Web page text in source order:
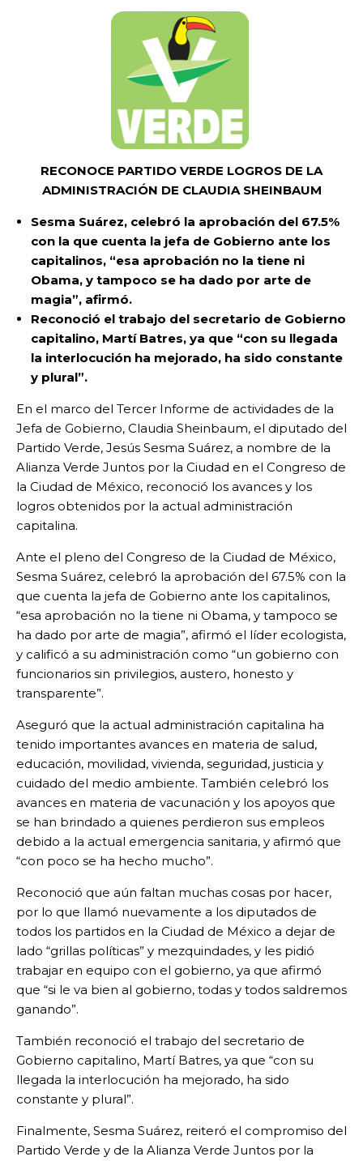
RECONOCE PARTIDO VERDE LOGROS DE LA
ADMINISTRACIÓN DE CLAUDIA SHEINBAUM
Sesma Suárez, celebró la aprobación del 67.5%
con la que cuenta la jefa de Gobierno ante los
capitalinos, “esa aprobación no la tiene ni
Obama, y tampoco se ha dado por arte de
magia”, afirmó.
Reconoció el trabajo del secretario de Gobierno
capitalino, Martí Batres, ya que “con su llegada
la interlocución ha mejorado, ha sido constante
y plural”.
En el marco del Tercer Informe de actividades de la
Jefa de Gobierno, Claudia Sheinbaum, el diputado del
Partido Verde, Jesús Sesma Suárez, a nombre de la
Alianza Verde Juntos por la Ciudad en el Congreso de
la Ciudad de México, reconoció los avances y los
logros obtenidos por la actual administración
capitalina.
Ante el pleno del Congreso de la Ciudad de México,
Sesma Suárez, celebró la aprobación del 67.5% con la
que cuenta la jefa de Gobierno ante los capitalinos,
“esa aprobación no la tiene ni Obama, y tampoco se
ha dado por arte de magia”, afirmó el líder ecologista,
y calificó a su administración como “un gobierno con
funcionarios sin privilegios, austero, honesto y
transparente”.
Aseguró que la actual administración capitalina ha
tenido importantes avances en materia de salud,
educación, movilidad, vivienda, seguridad, justicia y
cuidado del medio ambiente. También celebró los
avances en materia de vacunación y los apoyos que
se han brindado a quienes perdieron sus empleos
debido a la actual emergencia sanitaria, y afirmó que
“con poco se ha hecho mucho”.
Reconoció que aún faltan muchas cosas por hacer,
por lo que llamó nuevamente a los diputados de
todos los partidos en la Ciudad de México a dejar de
lado “grillas políticas” y mezquindades, y les pidió
trabajar en equipo con el gobierno, ya que afirmó
que “si le va bien al gobierno, todas y todos saldremos
ganando”.
También reconoció el trabajo del secretario de
Gobierno capitalino, Martí Batres, ya que “con su
llegada la interlocución ha mejorado, ha sido
constante y plural”.
Finalmente, Sesma Suárez, reiteró el compromiso del
Partido Verde y de la Alianza Verde Juntos por la